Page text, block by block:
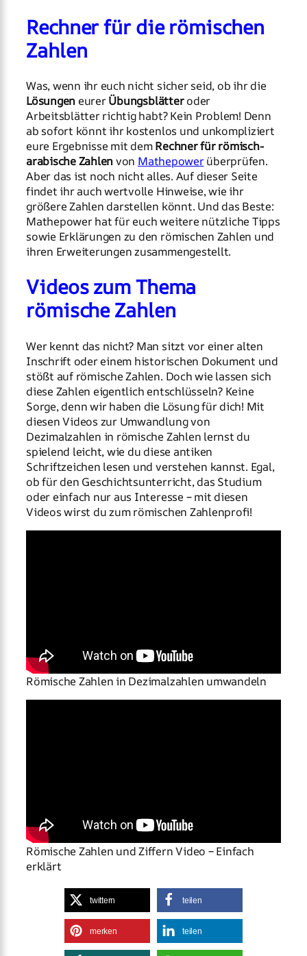
Rechner für die römischen
Zahlen
Was, wenn ihr euch nicht sicher seid, ob ihr die
Lösungen eurerÜbungsblätteroder
Arbeitsblätter richtig habt? Kein Problem! Denn
ab sofort könnt ihr kostenlos und unkompliziert
eure Ergebnisse mit demRechner für römisch-
arabische Zahlenvon Mathepowerüberprüfen.
Aber das ist noch nicht alles. Auf dieser Seite
findet ihr auch wertvolle Hinweise, wie ihr
größere Zahlen darstellen könnt. Und das Beste:
Mathepower hat für euch weitere nützliche Tipps
sowie Erklärungen zu den römischen Zahlen und
ihren Erweiterungen zusammengestellt.
Videos zum Thema
römische Zahlen
Wer kennt das nicht? Man sitzt vor einer alten
Inschrift oder einem historischen Dokument und
stößt auf römische Zahlen. Doch wie lassen sich
diese Zahlen eigentlich entschlüsseln? Keine
Sorge, denn wir haben die Lösung für dich! Mit
diesen Videos zur Umwandlung von
Dezimalzahlen in römische Zahlen lernst du
spielend leicht, wie du diese antiken
Schriftzeichen lesen und verstehen kannst. Egal,
ob für den Geschichtsunterricht, das Studium
oder einfach nur aus Interesse – mit diesen
Videos wirst du zum römischen Zahlenprofi!
Römische Zahlen in Dezimalzahlen umwandeln
Römische Zahlen und Ziffern Video – Einfach
erklärt
twittern teilen
merken teilen